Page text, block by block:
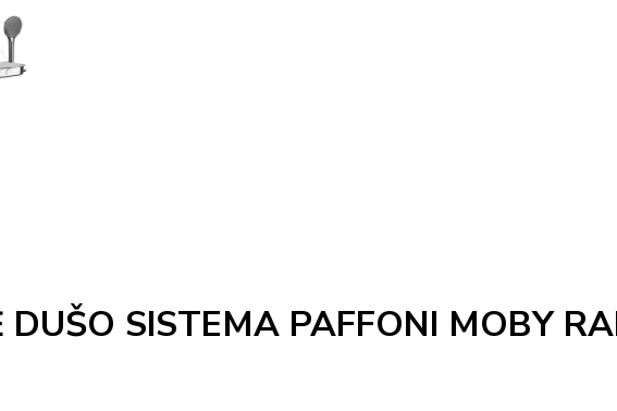
SISTEMA PAFFONI MOBY